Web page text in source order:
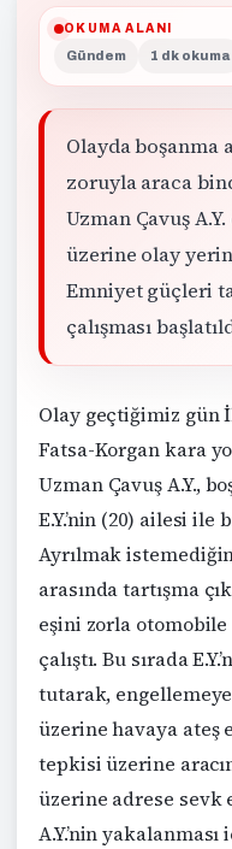
OKUMA ALANI
Gündem 1 dk okuma
Olayda boşanma
zoruyla araca
Uzman Çavuş
üzerine olay
Emniyet güçleri
çalışması
Olay geçtiğimiz gün
Fatsa-Korgan kara
Uzman Çavuş A.Y.,
E.Y.’nin (20) ailesi
Ayrılmak
arasında tartışma
eşini zorla
çalıştı. Bu sırada
tutarak,
üzerine havaya ateş
tepkisi üzerine
üzerine adrese
A.Y.’nin